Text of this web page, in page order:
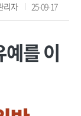
리자 25-09-17
를 이